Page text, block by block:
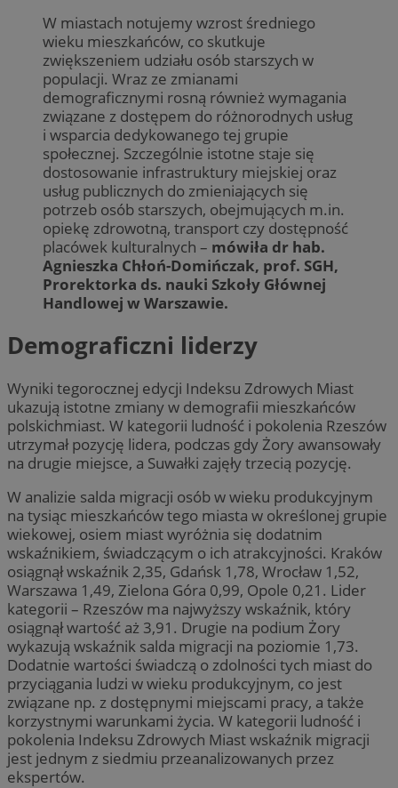
W miastach notujemy wzrost średniego
wieku mieszkańców, co skutkuje
zwiększeniem udziału osób starszych w
populacji. Wraz ze zmianami
demograficznymi rosną również wymagania
związane z dostępem do różnorodnych usług
i wsparcia dedykowanego tej grupie
społecznej. Szczególnie istotne staje się
dostosowanie infrastruktury miejskiej oraz
usług publicznych do zmieniających się
potrzeb osób starszych, obejmujących m.in.
opiekę zdrowotną, transport czy dostępność
placówek kulturalnych – mówiła dr hab.
Agnieszka Chłoń-Domińczak, prof. SGH,
Prorektorka ds. nauki Szkoły Głównej
Handlowej w Warszawie.
Demograficzni liderzy
Wyniki tegorocznej edycji Indeksu Zdrowych Miast
ukazują istotne zmiany w demografii mieszkańców
polskichmiast. W kategorii ludność i pokolenia Rzeszów
utrzymał pozycję lidera, podczas gdy Żory awansowały
na drugie miejsce, a Suwałki zajęły trzecią pozycję.
W analizie salda migracji osób w wieku produkcyjnym
na tysiąc mieszkańców tego miasta w określonej grupie
wiekowej, osiem miast wyróżnia się dodatnim
wskaźnikiem, świadczącym o ich atrakcyjności. Kraków
osiągnął wskaźnik 2,35, Gdańsk 1,78, Wrocław 1,52,
Warszawa 1,49, Zielona Góra 0,99, Opole 0,21. Lider
kategorii – Rzeszów ma najwyższy wskaźnik, który
osiągnął wartość aż 3,91. Drugie na podium Żory
wykazują wskaźnik salda migracji na poziomie 1,73.
Dodatnie wartości świadczą o zdolności tych miast do
przyciągania ludzi w wieku produkcyjnym, co jest
związane np. z dostępnymi miejscami pracy, a także
korzystnymi warunkami życia. W kategorii ludność i
pokolenia Indeksu Zdrowych Miast wskaźnik migracji
jest jednym z siedmiu przeanalizowanych przez
ekspertów. ​